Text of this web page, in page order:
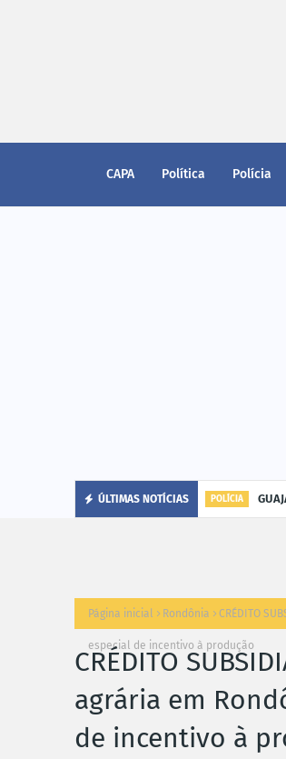
CAPA Política Polícia
ÚLTIMAS NOTÍCIAS POLÍCIA
Página inicial Rondônia CRÉDITO
especial de incentivo à produção
CRÉDITO
agrária em
de incentivo à